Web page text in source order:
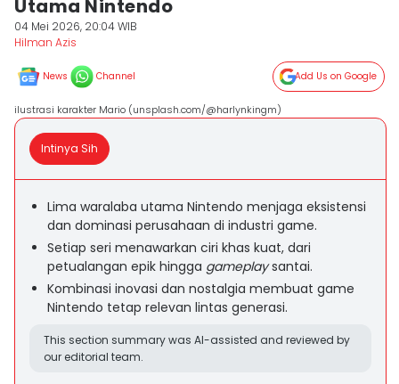
Utama Nintendo
04 Mei 2026, 20:04 WIB
Hilman Azis
News Channel Add Us on Google
ilustrasi karakter Mario (unsplash.com/@harlynkingm)
Intinya Sih
Lima waralaba utama Nintendo menjaga eksistensi
dan dominasi perusahaan di industri game.
Setiap seri menawarkan ciri khas kuat, dari
petualangan epik hingga gameplaysantai.
Kombinasi inovasi dan nostalgia membuat game
Nintendo tetap relevan lintas generasi.
This section summary was AI-assisted and reviewed by
our editorial team.